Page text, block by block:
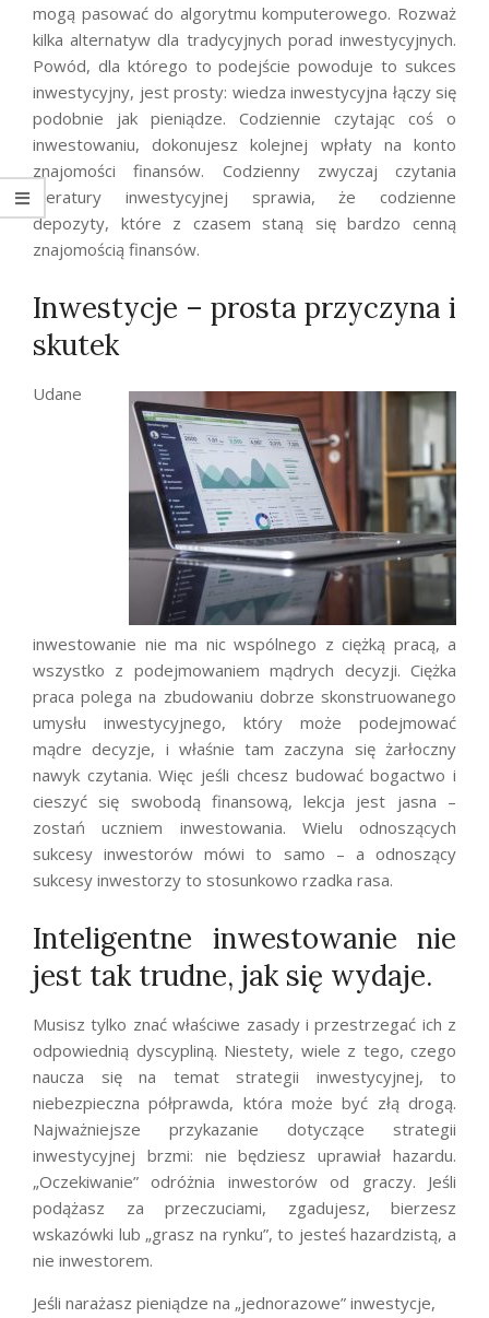
mogą pasować do algorytmu komputerowego. Rozważ
kilka alternatyw dla tradycyjnych porad inwestycyjnych.
Powód, dla którego to podejście powoduje to sukces
inwestycyjny, jest prosty: wiedza inwestycyjna łączy się
podobnie jak pieniądze. Codziennie czytając coś o
inwestowaniu, dokonujesz kolejnej wpłaty na konto
znajomości finansów. Codzienny zwyczaj czytania
literatury inwestycyjnej sprawia, że codzienne
depozyty, które z czasem staną się bardzo cenną
znajomością finansów.
Inwestycje – prosta przyczyna i
skutek
Udane
inwestowanie nie ma nic wspólnego z ciężką pracą, a
wszystko z podejmowaniem mądrych decyzji. Ciężka
praca polega na zbudowaniu dobrze skonstruowanego
umysłu inwestycyjnego, który może podejmować
mądre decyzje, i właśnie tam zaczyna się żarłoczny
nawyk czytania. Więc jeśli chcesz budować bogactwo i
cieszyć się swobodą finansową, lekcja jest jasna –
zostań uczniem inwestowania. Wielu odnoszących
sukcesy inwestorów mówi to samo – a odnoszący
sukcesy inwestorzy to stosunkowo rzadka rasa.
Inteligentne inwestowanie nie
jest tak trudne, jak się wydaje.
Musisz tylko znać właściwe zasady i przestrzegać ich z
odpowiednią dyscypliną. Niestety, wiele z tego, czego
naucza się na temat strategii inwestycyjnej, to
niebezpieczna półprawda, która może być złą drogą.
Najważniejsze przykazanie dotyczące strategii
inwestycyjnej brzmi: nie będziesz uprawiał hazardu.
„Oczekiwanie” odróżnia inwestorów od graczy. Jeśli
podążasz za przeczuciami, zgadujesz, bierzesz
wskazówki lub „grasz na rynku”, to jesteś hazardzistą, a
nie inwestorem.
Jeśli narażasz pieniądze na „jednorazowe” inwestycje,